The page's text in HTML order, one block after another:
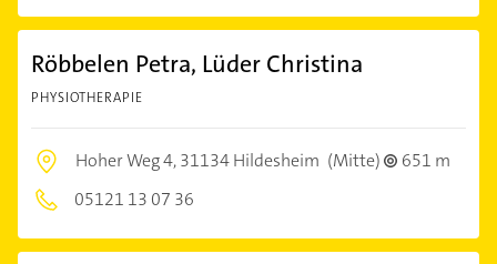
Röbbelen Petra, Lüder Christina
PHYSIOTHERAPIE
Hoher Weg 4,31134 Hildesheim (Mitte)
651 m
05121 13 07 36